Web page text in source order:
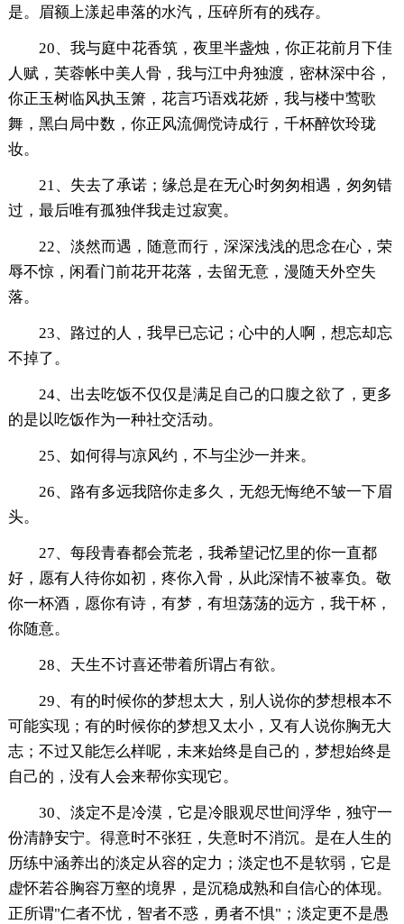
是。眉额上漾起串落的水汽，压碎所有的残存。
20、我与庭中花香筑，夜里半盏烛，你正花前月下佳
人赋，芙蓉帐中美人骨，我与江中舟独渡，密林深中谷，
你正玉树临风执玉箫，花言巧语戏花娇，我与楼中莺歌
舞，黑白局中数，你正风流倜傥诗成行，千杯醉饮玲珑
妆。
21、失去了承诺；缘总是在无心时匆匆相遇，匆匆错
过，最后唯有孤独伴我走过寂寞。
22、淡然而遇，随意而行，深深浅浅的思念在心，荣
辱不惊，闲看门前花开花落，去留无意，漫随天外空失
落。
23、路过的人，我早已忘记；心中的人啊，想忘却忘
不掉了。
24、出去吃饭不仅仅是满足自己的口腹之欲了，更多
的是以吃饭作为一种社交活动。
25、如何得与凉风约，不与尘沙一并来。
26、路有多远我陪你走多久，无怨无悔绝不皱一下眉
头。
27、每段青春都会荒老，我希望记忆里的你一直都
好，愿有人待你如初，疼你入骨，从此深情不被辜负。敬
你一杯酒，愿你有诗，有梦，有坦荡荡的远方，我干杯，
你随意。
28、天生不讨喜还带着所谓占有欲。
29、有的时候你的梦想太大，别人说你的梦想根本不
可能实现；有的时候你的梦想又太小，又有人说你胸无大
志；不过又能怎么样呢，未来始终是自己的，梦想始终是
自己的，没有人会来帮你实现它。
30、淡定不是冷漠，它是冷眼观尽世间浮华，独守一
份清静安宁。得意时不张狂，失意时不消沉。是在人生的
历练中涵养出的淡定从容的定力；淡定也不是软弱，它是
虚怀若谷胸容万壑的境界，是沉稳成熟和自信心的体现。
正所谓"仁者不忧，智者不惑，勇者不惧"；淡定更不是愚